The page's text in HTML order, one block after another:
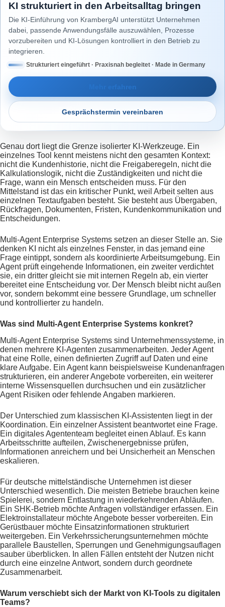
KI strukturiert in den Arbeitsalltag bringen
Die KI-Einführung von KrambergAI unterstützt Unternehmen
dabei, passende Anwendungsfälle auszuwählen, Prozesse
vorzubereiten und KI-Lösungen kontrolliert in den Betrieb zu
integrieren.
Strukturiert eingeführt · Praxisnah begleitet · Made in Germany
Mehr erfahren
Gesprächstermin vereinbaren
Genau dort liegt die Grenze isolierter KI-Werkzeuge. Ein
einzelnes Tool kennt meistens nicht den gesamten Kontext:
nicht die Kundenhistorie, nicht die Freigaberegeln, nicht die
Kalkulationslogik, nicht die Zuständigkeiten und nicht die
Frage, wann ein Mensch entscheiden muss. Für den
Mittelstand ist das ein kritischer Punkt, weil Arbeit selten aus
einzelnen Textaufgaben besteht. Sie besteht aus Übergaben,
Rückfragen, Dokumenten, Fristen, Kundenkommunikation und
Entscheidungen.
Multi-Agent Enterprise Systems setzen an dieser Stelle an. Sie
denken KI nicht als einzelnes Fenster, in das jemand eine
Frage eintippt, sondern als koordinierte Arbeitsumgebung. Ein
Agent prüft eingehende Informationen, ein zweiter verdichtet
sie, ein dritter gleicht sie mit internen Regeln ab, ein vierter
bereitet eine Entscheidung vor. Der Mensch bleibt nicht außen
vor, sondern bekommt eine bessere Grundlage, um schneller
und kontrollierter zu handeln.
Was sind Multi-Agent Enterprise Systems konkret?
Multi-Agent Enterprise Systems sind Unternehmenssysteme, in
denen mehrere KI-Agenten zusammenarbeiten. Jeder Agent
hat eine Rolle, einen definierten Zugriff auf Daten und eine
klare Aufgabe. Ein Agent kann beispielsweise Kundenanfragen
strukturieren, ein anderer Angebote vorbereiten, ein weiterer
interne Wissensquellen durchsuchen und ein zusätzlicher
Agent Risiken oder fehlende Angaben markieren.
Der Unterschied zum klassischen KI-Assistenten liegt in der
Koordination. Ein einzelner Assistent beantwortet eine Frage.
Ein digitales Agententeam begleitet einen Ablauf. Es kann
Arbeitsschritte aufteilen, Zwischenergebnisse prüfen,
Informationen anreichern und bei Unsicherheit an Menschen
eskalieren.
Für deutsche mittelständische Unternehmen ist dieser
Unterschied wesentlich. Die meisten Betriebe brauchen keine
Spielerei, sondern Entlastung in wiederkehrenden Abläufen.
Ein SHK-Betrieb möchte Anfragen vollständiger erfassen. Ein
Elektroinstallateur möchte Angebote besser vorbereiten. Ein
Gerüstbauer möchte Einsatzinformationen strukturiert
weitergeben. Ein Verkehrssicherungsunternehmen möchte
parallele Baustellen, Sperrungen und Genehmigungsauflagen
sauber überblicken. In allen Fällen entsteht der Nutzen nicht
durch eine einzelne Antwort, sondern durch geordnete
Zusammenarbeit.
Warum verschiebt sich der Markt von KI-Tools zu digitalen
Teams?